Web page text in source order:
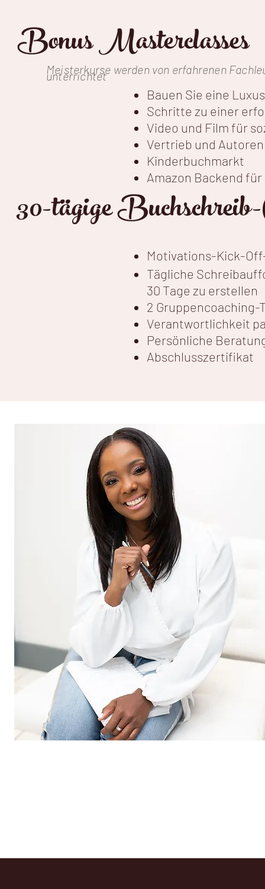
Bonus Masterclasses
Bauen Sie eine
Schritte zu einer
Video und Film für
Vertrieb und
Kinderbuchmarkt
Amazon Backend
Motivations-Kick-
Tägliche
30 Tage zu erstellen
2
Verantwortlichkeit
Persönliche
Abschlusszertifikat
30-tägige
Meisterkurse werden von erfahrenen
unterrichtet